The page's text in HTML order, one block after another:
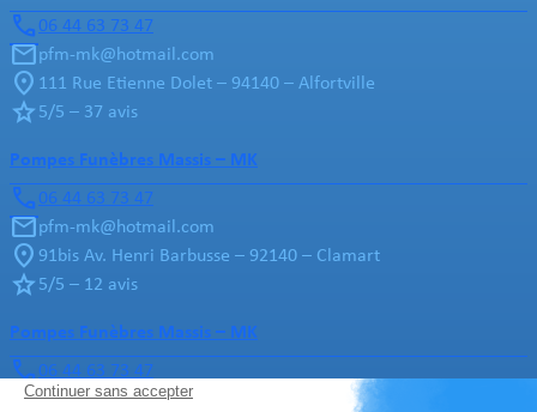
06 44 63 73 47
pfm-mk@hotmail.com
111 Rue Etienne Dolet – 94140 – Alfortville
5/5 – 37 avis
Pompes Funèbres Massis – MK
06 44 63 73 47
pfm-mk@hotmail.com
91bis Av. Henri Barbusse – 92140 – Clamart
5/5 – 12 avis
Pompes Funèbres Massis – MK
06 44 63 73 47
pfm-mk@hotmail.com